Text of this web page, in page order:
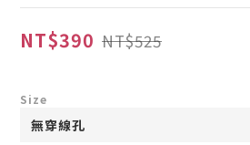
NT$390 NT$525
Size